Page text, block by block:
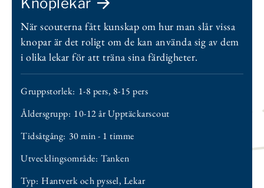
När scouterna fått kunskap om hur man slår vissa
knopar är det roligt om de kan använda sig av dem
i olika lekar för att träna sina färdigheter.
Gruppstorlek: 1-8 pers, 8-15 pers
Åldersgrupp: 10-12 år Upptäckarscout
Tidsåtgång: 30 min - 1 timme
Utvecklingsområde: Tanken
Typ: Hantverk och pyssel, Lekar